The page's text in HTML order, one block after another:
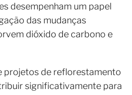
desempenham um papel
das mudanças
dióxido de carbono e
projetos de reflorestamento
significativamente para